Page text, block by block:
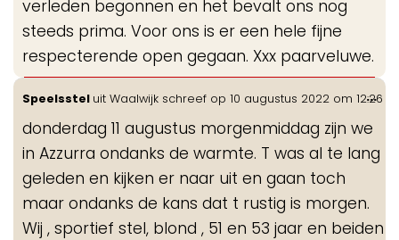
verleden begonnen en het bevalt ons nog
steeds prima. Voor ons is er een hele fijne
respecterende open gegaan. Xxx paarveluwe.
Speelsstel uit Waalwijk schreef op 10 augustus 2022 om 12:26
donderdag 11 augustus morgenmiddag zijn we
in Azzurra ondanks de warmte. T was al te lang
geleden en kijken er naar uit en gaan toch
maar ondanks de kans dat t rustig is morgen.
Wij , sportief stel, blond , 51 en 53 jaar en beiden
...